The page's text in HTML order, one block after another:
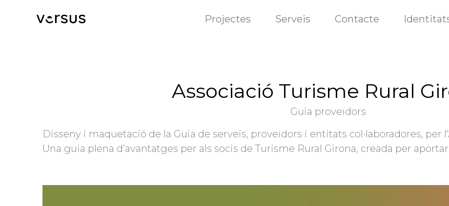
Projectes Serveis Contacte
Associació Turisme Rural
Guia proveïdors
Disseny i maquetació de la Guia de serveis, proveïdors i entitats col·laboradores, per
Una guia plena d’avantatges per als socis de Turisme Rural Girona, creada per